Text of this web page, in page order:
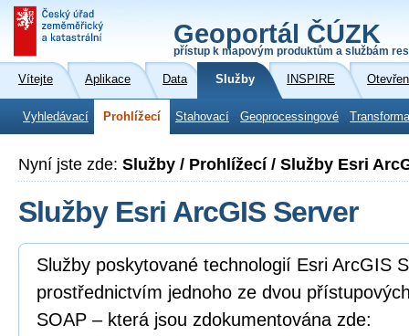
Geoportál ČÚZK
přístup k mapovým produktům a službám
Vítejte Aplikace Data Služby INSPIRE
Vyhledávací Prohlížecí Stahovací Geoprocessingové
Nyní jste zde: Služby / Prohlížecí / Služby Esri
Služby Esri ArcGIS Server
Služby poskytované technologií Esri ArcGIS
prostřednictvím jednoho ze dvou
SOAP – která jsou zdokumentována zde: